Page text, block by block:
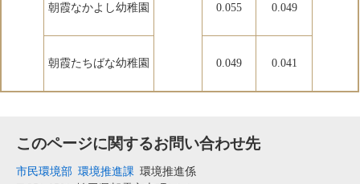
朝霞なかよし幼稚園 0.055 0.049
朝霞たちばな幼稚園 0.049 0.041
このページに関するお問い合わせ先
市民環境部 環境推進課 環境推進係